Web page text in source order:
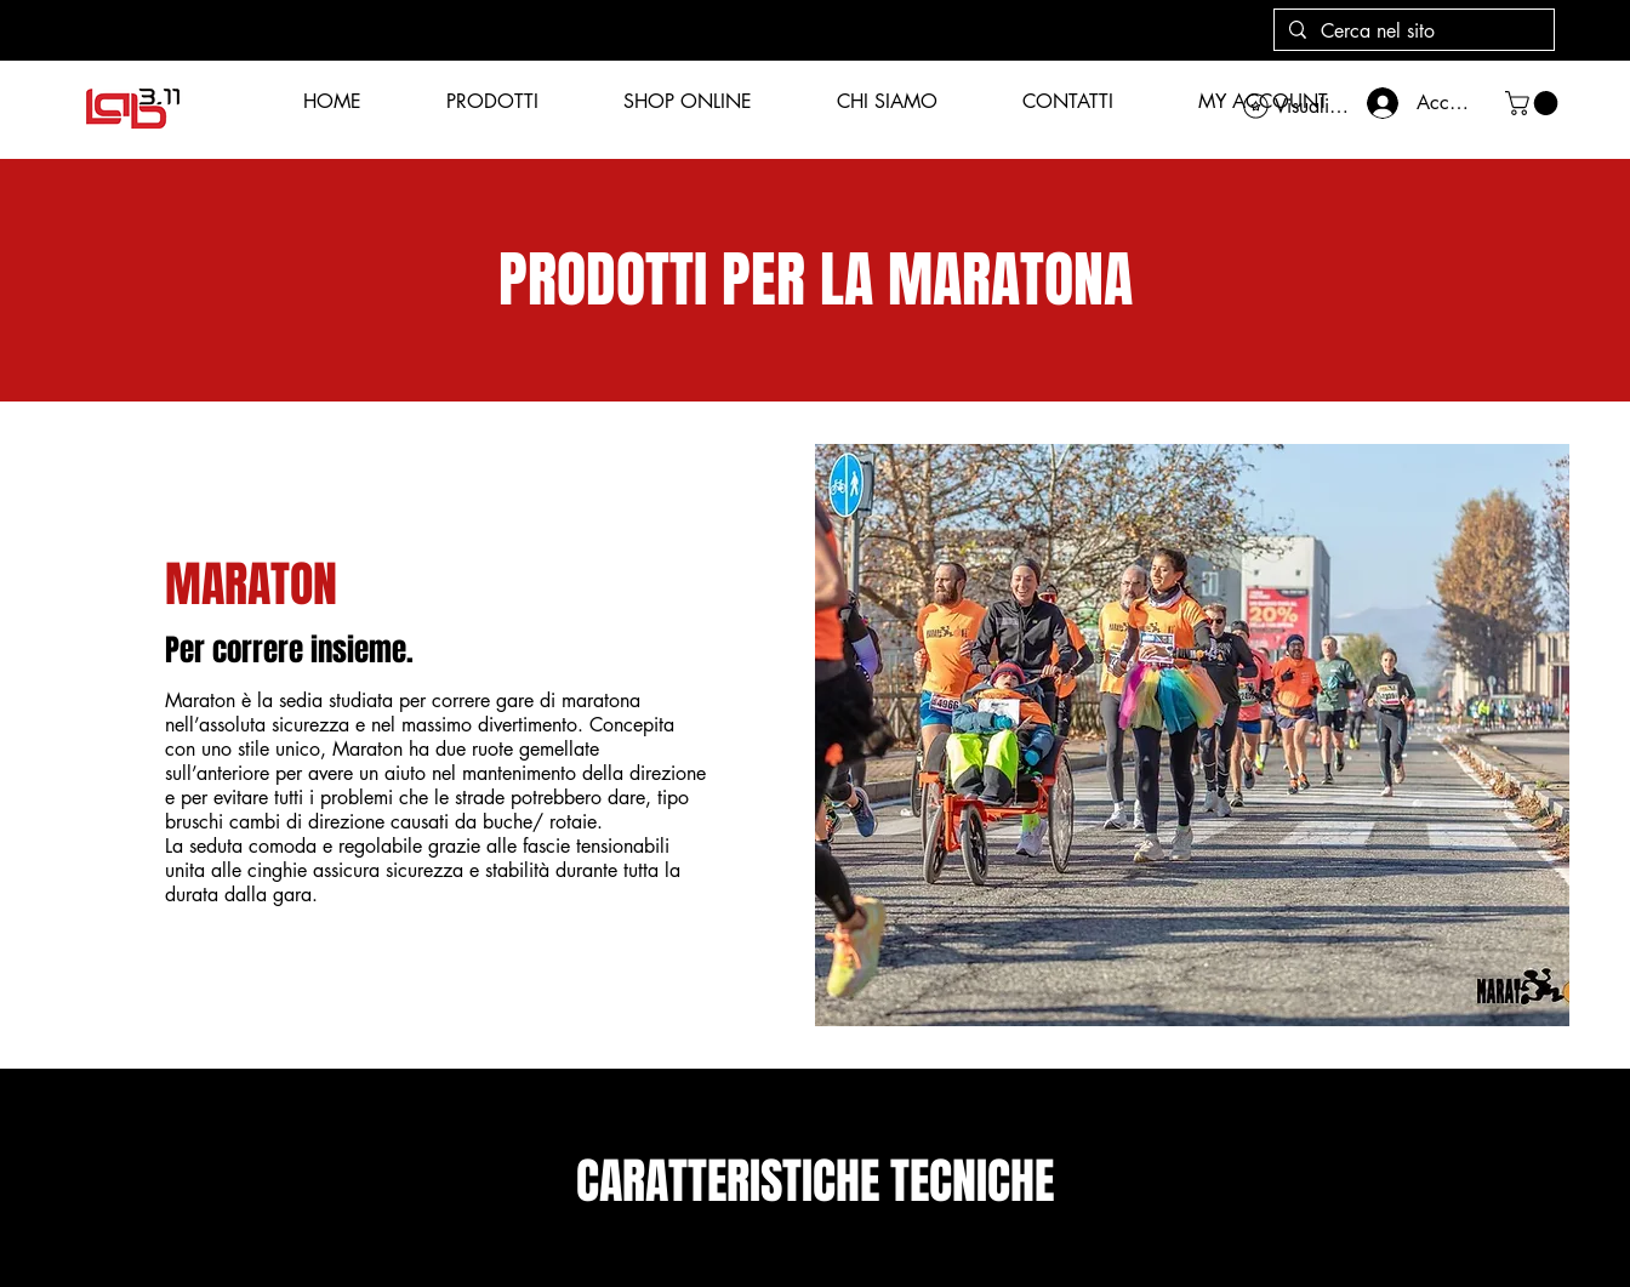
Accedi
Visualizza punti
HOME PRODOTTI SHOP ONLINE CHI SIAMO CONTATTI MY ACCOUNT
PRODOTTI PER LA MARATONA
MARATON
Per correre insieme.
Maraton è la sedia studiata per correre gare di maratona
nell’assoluta sicurezza e nel massimo divertimento. Concepita
con uno stile unico, Maraton ha due ruote gemellate
sull’anteriore per avere un aiuto nel mantenimento della direzione
e per evitare tutti i problemi che le strade potrebbero dare, tipo
bruschi cambi di direzione causati da buche/ rotaie.
La seduta comoda e regolabile grazie alle fascie tensionabili
unita alle cinghie assicura sicurezza e stabilità durante tutta la
durata dalla gara.
CARATTERISTICHE TECNICHE